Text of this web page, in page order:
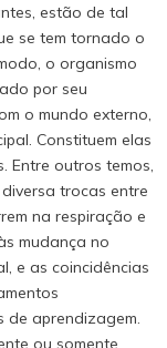
estão de tal
se tem tornado o
o organismo
por seu
o mundo externo,
Constituem elas
Entre outros temos,
diversa trocas entre
na respiração e
mudança no
e as coincidências
de aprendizagem.
ou somente